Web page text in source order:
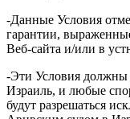
-Данные Условия
гарантии,
Веб-сайта и/или в
-Эти Условия должны
Израиль, и любые
будут разрешаться